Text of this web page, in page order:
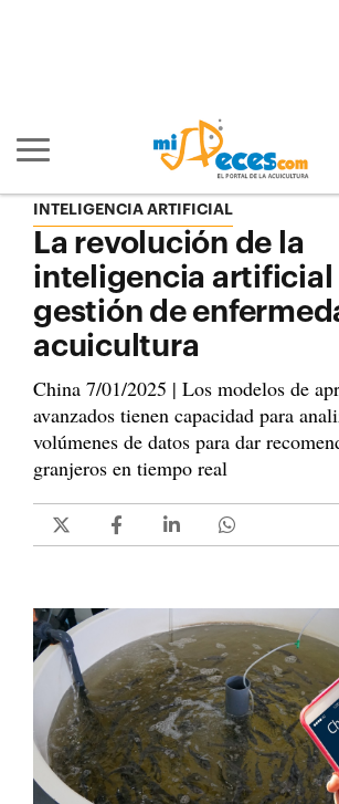
Mostrar/ocultar navegación principal
INTELIGENCIA ARTIFICIAL
La revolución de la
inteligencia artificial
gestión de
acuicultura
China 7/01/2025 | Los modelos de
avanzados tienen capacidad para
volúmenes de datos para dar
granjeros en tiempo real